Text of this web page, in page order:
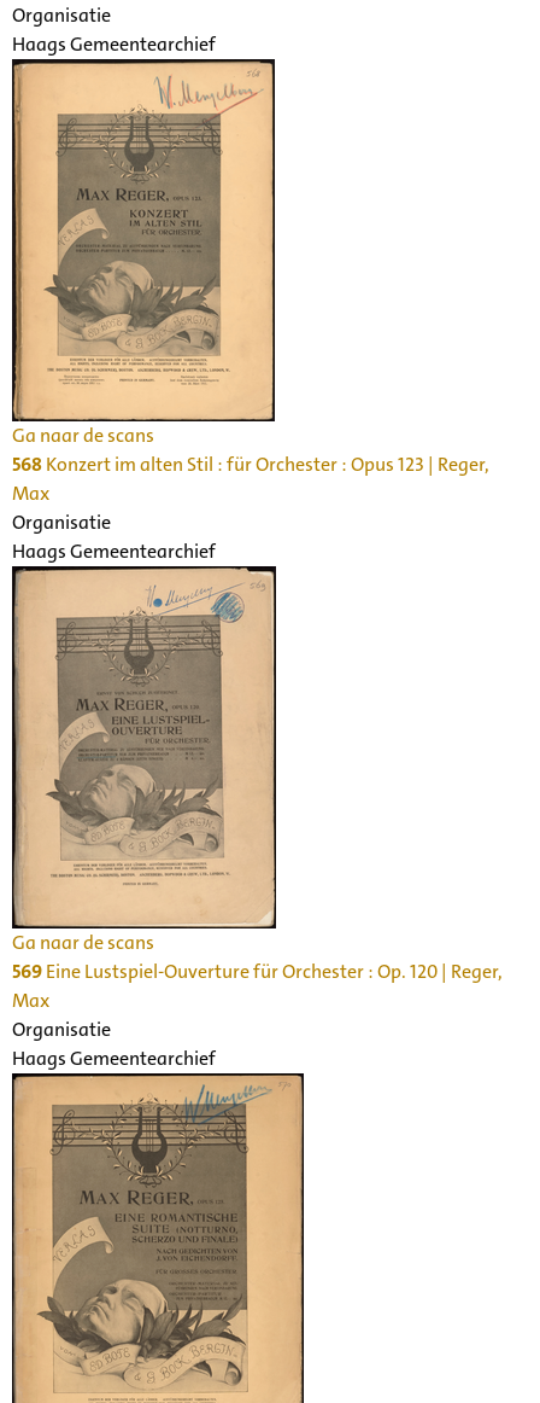
Organisatie
Haags Gemeentearchief
Ga naar de scans
568Konzert im alten Stil : für Orchester : Opus 123 | Reger,
Max
Organisatie
Haags Gemeentearchief
Ga naar de scans
569Eine Lustspiel-Ouverture für Orchester : Op. 120 | Reger,
Max
Organisatie
Haags Gemeentearchief